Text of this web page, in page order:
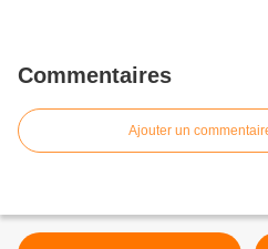
Commentaires
Ajouter un